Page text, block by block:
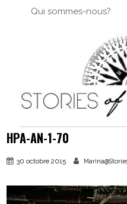
Qui sommes-nous?
HPA-AN-1-70
30 octobre 2015